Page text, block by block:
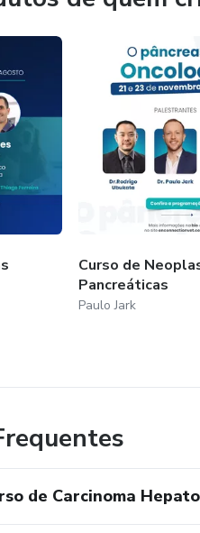
Curso de
Pancreáticas
Paulo Jark
de Carcinoma